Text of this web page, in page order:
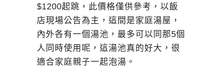
$1200起跳，此價格僅供參考，以飯
店現場公告為主，這間是家庭湯屋，
內外各有一個湯池，最多可以同那5個
人同時使用呢，這湯池真的好大，很
適合家庭親子一起泡湯。